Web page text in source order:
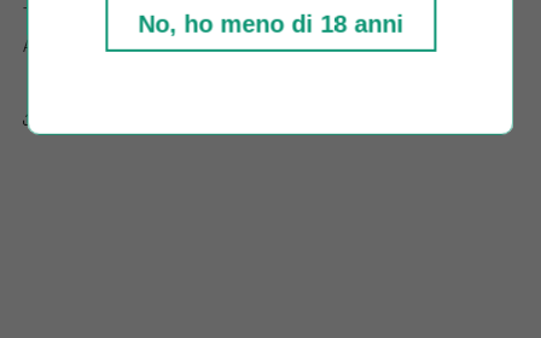
Tipologia: Bianco
Abbinamenti: Molluschi, Secondi di pesce
No, ho meno di 18 anni